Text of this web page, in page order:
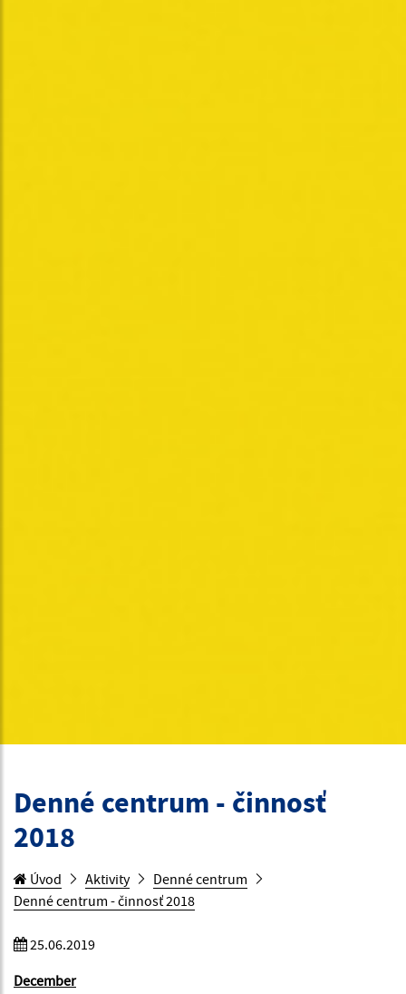
Denné centrum - činnosť
2018
Úvod Aktivity
Denné centrum
Denné centrum - činnosť 2018
25.06.2019
December